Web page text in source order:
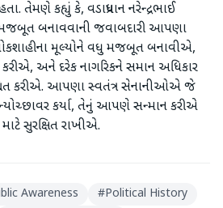
તેમણે કહ્યું કે, વડાપ્રધાન નરેન્દ્રભાઈ
મજબૂત બનાવવાની જવાબદારી આપણા
મૂલ્યોને વધુ મજબૂત બનાવીએ,
અને દરેક નાગરિકને સમાન અધિકાર
કરીએ. આપણા સ્વતંત્ર સેનાનીઓએ જે
ન્યોચ્છાવર કર્યા, તેનું આપણે સન્માન કરીએ
સુરક્ષિત રાખીએ.
Awareness #Political History